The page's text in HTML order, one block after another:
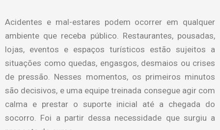
Acidentes e mal-estares podem ocorrer em qualquer
ambiente que receba público. Restaurantes, pousadas,
lojas, eventos e espaços turísticos estão sujeitos a
situações como quedas, engasgos, desmaios ou crises
de pressão. Nesses momentos, os primeiros minutos
são decisivos, e uma equipe treinada consegue agir com
calma e prestar o suporte inicial até a chegada do
socorro. Foi a partir dessa necessidade que surgiu a